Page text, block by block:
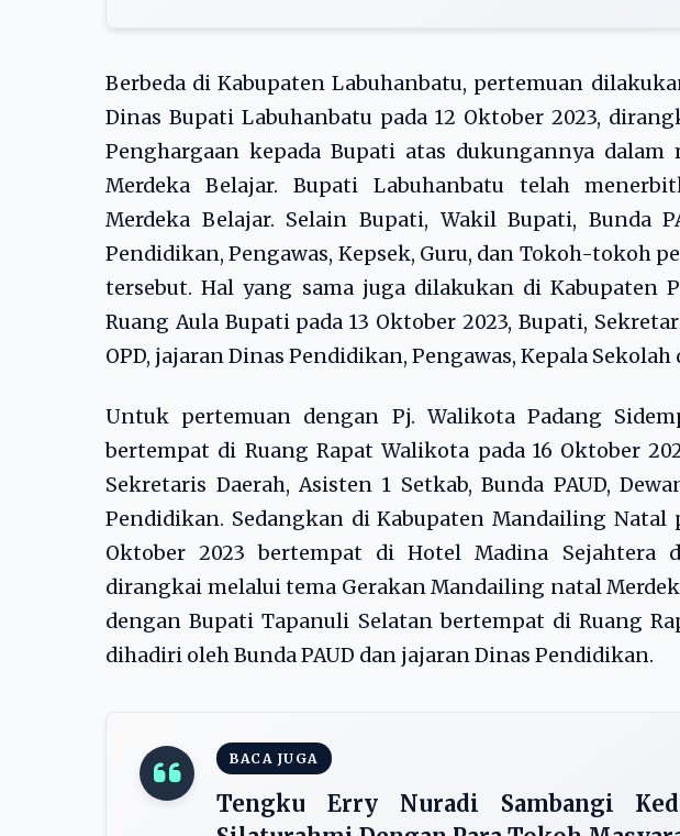
Berbeda di Kabupaten Labuhanbatu, pertemuan
Dinas Bupati Labuhanbatu pada 12 Oktober 2023,
Penghargaan kepada Bupati atas dukungannya
Merdeka Belajar. Bupati Labuhanbatu telah
Merdeka Belajar. Selain Bupati, Wakil Bupati, Bunda
Pendidikan, Pengawas, Kepsek, Guru, dan Tokoh-tokoh
tersebut. Hal yang sama juga dilakukan di Kabupaten
Ruang Aula Bupati pada 13 Oktober 2023, Bupati,
OPD, jajaran Dinas Pendidikan, Pengawas, Kepala Sekolah
Untuk pertemuan dengan Pj. Walikota Padang
bertempat di Ruang Rapat Walikota pada 16 Oktober
Sekretaris Daerah, Asisten 1 Setkab, Bunda PAUD,
Pendidikan. Sedangkan di Kabupaten Mandailing Natal
Oktober 2023 bertempat di Hotel Madina Sejahtera
dirangkai melalui tema Gerakan Mandailing natal
dengan Bupati Tapanuli Selatan bertempat di Ruang
dihadiri oleh Bunda PAUD dan jajaran Dinas Pendidikan.
BACA JUGA
Tengku Erry Nuradi Sambangi